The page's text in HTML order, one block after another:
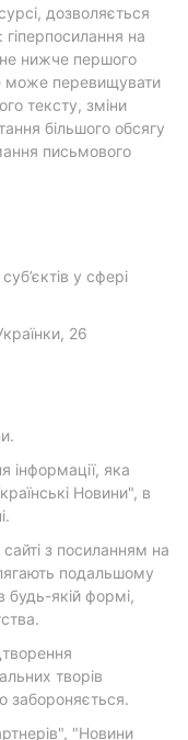
дозволяється
на
нижче першого
може перевищувати
тексту, зміни
більшого обсягу
письмового
у сфері
26
інформації, яка
Новини", в
з посиланням на
подальшому
якій формі,
творів
забороняється.
"Новини